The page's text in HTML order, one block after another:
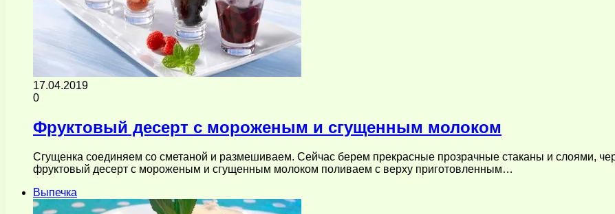
17.04.2019
0
Фруктовый десерт с мороженым и сгущенным молоком
Сгущенка соединяем со сметаной и размешиваем. Сейчас берем прекрасные прозрачные стаканы и слоями,
фруктовый десерт с мороженым и сгущенным молоком поливаем с верху приготовленным…
Выпечка